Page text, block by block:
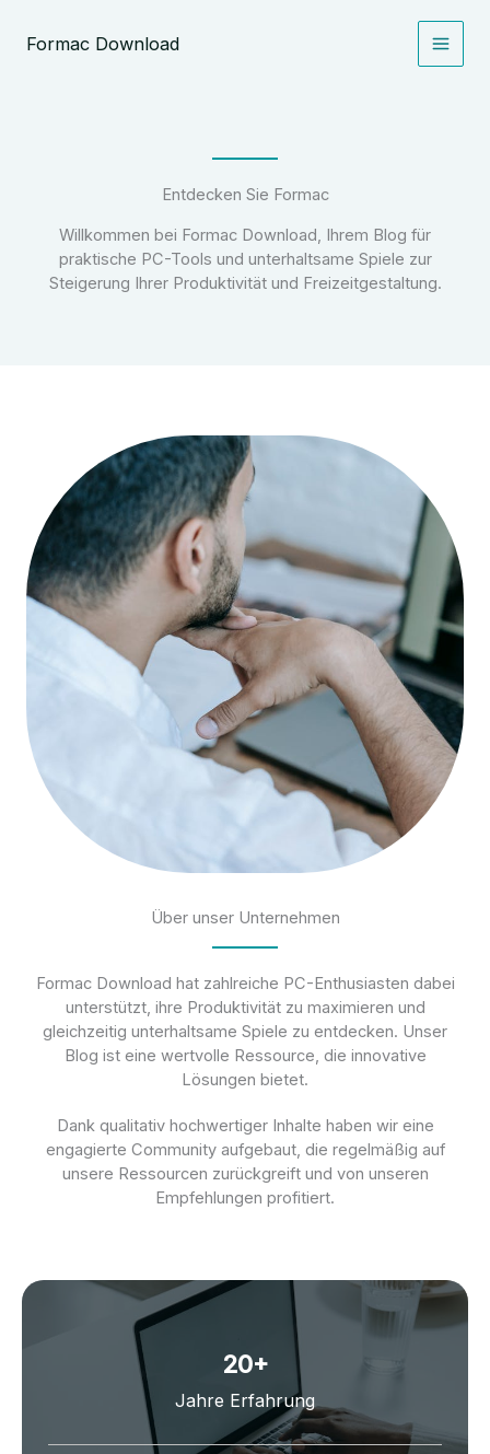
InhaltFormac Download
Entdecken Sie Formac
Willkommen bei Formac Download, Ihrem Blog für
praktische PC-Tools und unterhaltsame Spiele zur
Steigerung Ihrer Produktivität und Freizeitgestaltung.
Über unser Unternehmen
Formac Download hat zahlreiche PC-Enthusiasten dabei
unterstützt, ihre Produktivität zu maximieren und
gleichzeitig unterhaltsame Spiele zu entdecken. Unser
Blog ist eine wertvolle Ressource, die innovative
Lösungen bietet.
Dank qualitativ hochwertiger Inhalte haben wir eine
engagierte Community aufgebaut, die regelmäßig auf
unsere Ressourcen zurückgreift und von unseren
Empfehlungen profitiert.
20+
Jahre Erfahrung